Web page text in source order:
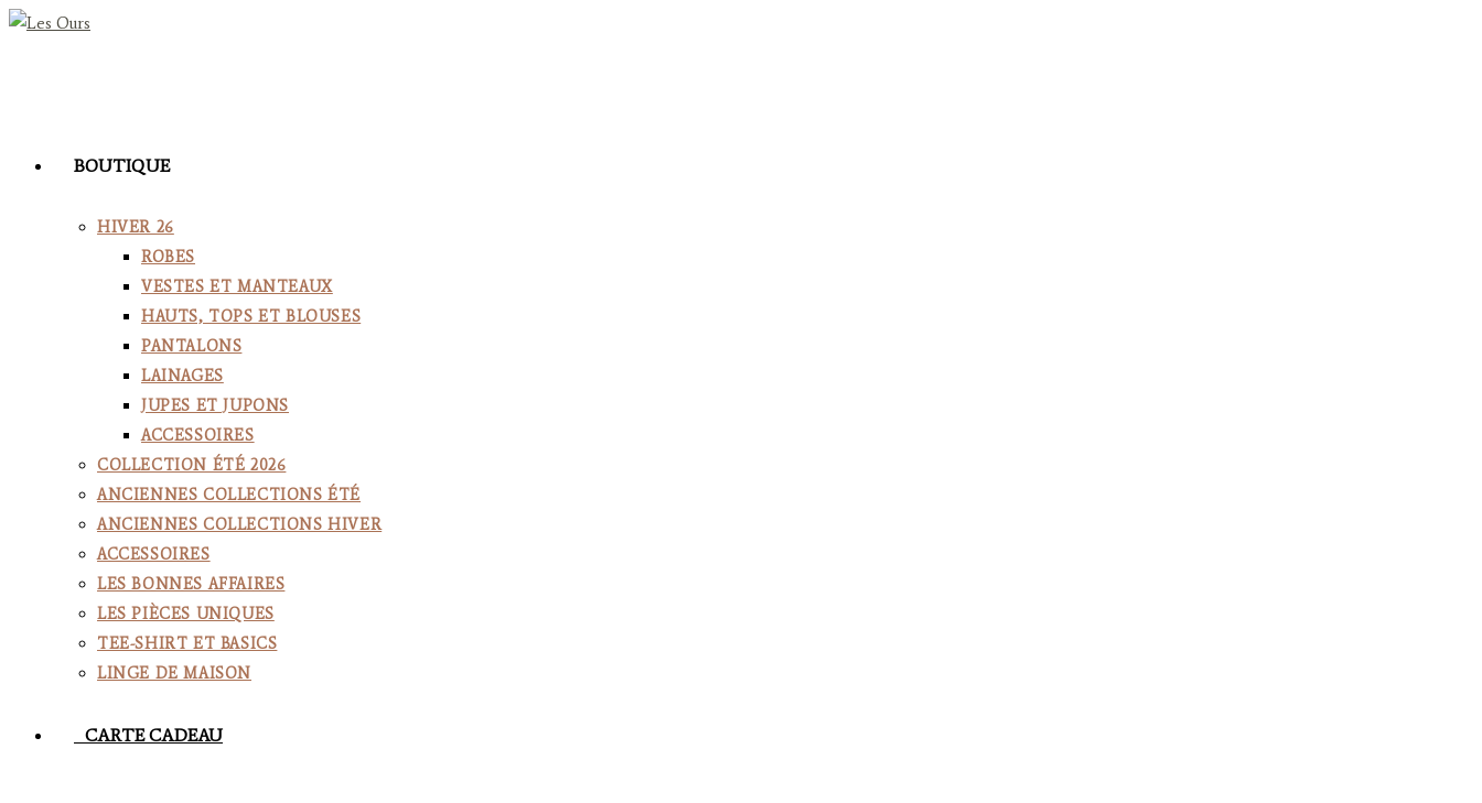
Skip
BOUTIQUE
HIVER 26
ROBES
VESTES ET MANTEAUX
HAUTS, TOPS ET BLOUSES
PANTALONS
LAINAGES
JUPES ET JUPONS
ACCESSOIRES
COLLECTION ÉTÉ 2026
ANCIENNES COLLECTIONS ÉTÉ
ANCIENNES COLLECTIONS HIVER
ACCESSOIRES
LES BONNES AFFAIRES
LES PIÈCES UNIQUES
TEE-SHIRT ET BASICS
LINGE DE MAISON
CARTE CADEAU